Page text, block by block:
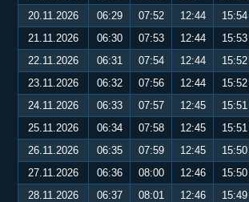
20.11.2026
06:29 07:52 12:44 15:54
21.11.2026
06:30 07:53 12:44 15:53
22.11.2026
06:31 07:54 12:44 15:52
23.11.2026
06:32 07:56 12:44 15:52
24.11.2026
06:33 07:57 12:45 15:51
25.11.2026
06:34 07:58 12:45 15:51
26.11.2026
06:35 07:59 12:45 15:50
27.11.2026
06:36 08:00 12:46 15:50
28.11.2026
06:37 08:01 12:46 15:49